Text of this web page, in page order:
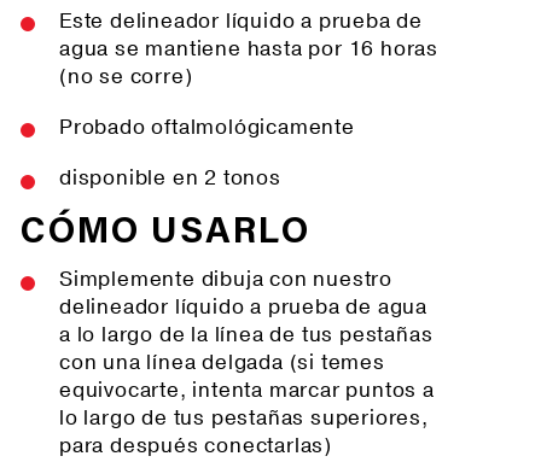
Este delineador líquido a prueba de
agua se mantiene hasta por 16 horas
(no se corre)
Probado oftalmológicamente
disponible en 2 tonos
CÓMO USARLO
Simplemente dibuja con nuestro
delineador líquido a prueba de agua
a lo largo de la línea de tus pestañas
con una línea delgada (si temes
equivocarte, intenta marcar puntos a
lo largo de tus pestañas superiores,
para después conectarlas)